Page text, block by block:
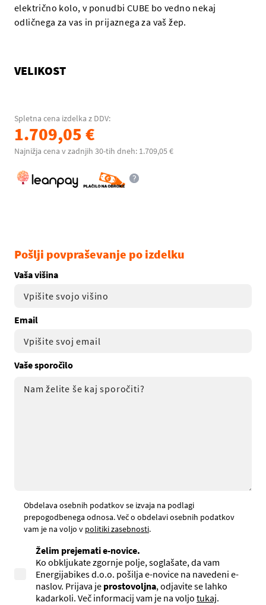
električno kolo, v ponudbi CUBE bo vedno nekaj
odličnega za vas in prijaznega za vaš žep.
VELIKOST
Spletna cena izdelka z DDV:
1.709,05 €
Najnižja cena v zadnjih 30-tih dneh: 1.709,05 €
Pošlji povpraševanje po izdelku
Vaša višina
Email
Vaše sporočilo
Obdelava osebnih podatkov se izvaja na podlagi
prepogodbenega odnosa. Več o obdelavi osebnih podatkov
vam je na voljo v politiki zasebnosti.
Želim prejemati e-novice.
Ko obkljukate zgornje polje, soglašate, da vam
Energijabikes d.o.o. pošilja e-novice na navedeni e-
naslov. Prijava je prostovoljna, odjavite se lahko
kadarkoli. Več informacij vam je na voljo tukaj.